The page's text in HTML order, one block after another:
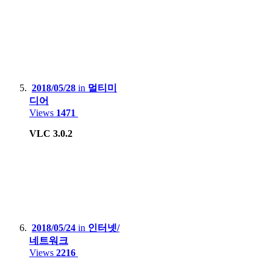
HardKernel Odrid Go Advance Black Edition
Gamepark GP2X-F100
Valve Steam deck LCD
2018/05/28 in 멀티미
디어
Views 1471
VLC 3.0.2
2018/05/24 in 인터넷/
네트워크
Views 2216